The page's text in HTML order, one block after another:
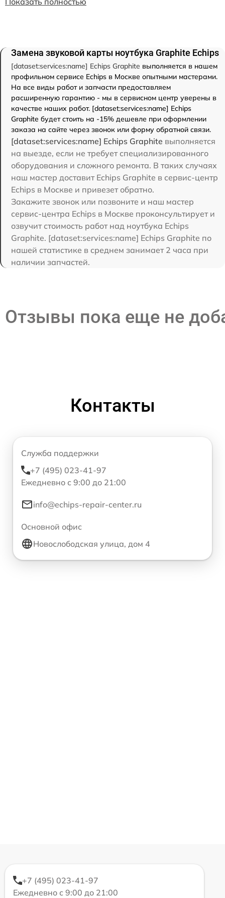
Замена звуковой карты ноутбука Graphite Echips
[dataset:services:name] Echips Graphite выполняется в нашем
профильном сервисе Echips в Москве опытными мастерами.
На все виды работ и запчасти предоставляем
расширенную гарантию - мы в сервисном центр уверены в
качестве наших работ. [dataset:services:name] Echips
Graphite будет стоить на -15% дешевле при оформлении
заказа на сайте через звонок или форму обратной связи.
[dataset:services:name] Echips Graphite выполняется
на выезде, если не требует специализированного
оборудования и сложного ремонта. В таких случаях
наш мастер доставит Echips Graphite в сервис-центр
Echips в Москве и привезет обратно.
Закажите звонок или позвоните и наш мастер
сервис-центра Echips в Москве проконсультирует и
озвучит стоимость работ над ноутбука Echips
Graphite. [dataset:services:name] Echips Graphite по
нашей статистике в среднем занимает 2 часа при
наличии запчастей.
Отзывы пока еще не
Контакты
Служба поддержки
+7 (495) 023-41-97
Ежедневно с 9:00 до 21:00
info@echips-repair-center.ru
Основной офис
Новослободская улица, дом 4
+7 (495) 023-41-97
Ежедневно с 9:00 до 21:00